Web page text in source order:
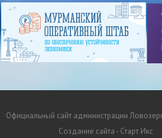
Официальный сайт администрации
Создание сайта - Старт Икс